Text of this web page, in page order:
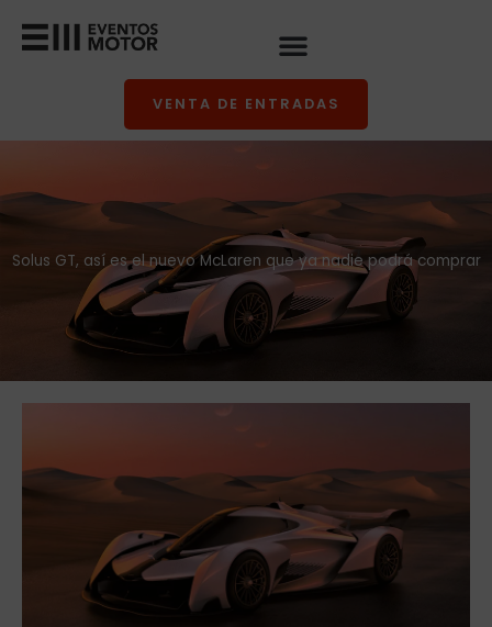
VENTA DE ENTRADAS
Solus GT, así es el nuevo McLaren que ya nadie podrá comprar